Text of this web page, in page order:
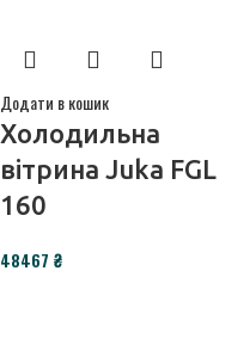
Додати в кошик
Холодильна
вітрина Juka FGL
160
₴